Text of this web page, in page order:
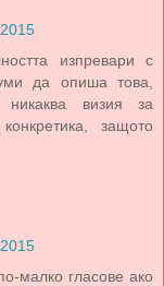
изпревари с
да опиша това,
визия за
защото
малко гласове ако